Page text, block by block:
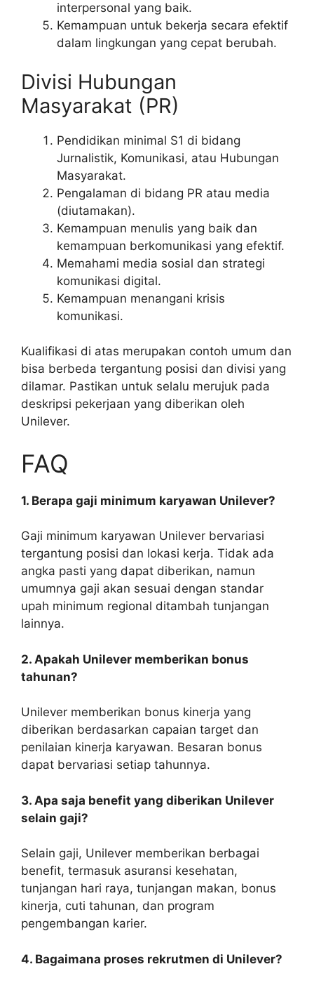
interpersonal yang baik.
Kemampuan untuk bekerja secara efektif
dalam lingkungan yang cepat berubah.
Divisi Hubungan
Masyarakat (PR)
Pendidikan minimal S1 di bidang
Jurnalistik, Komunikasi, atau Hubungan
Masyarakat.
Pengalaman di bidang PR atau media
(diutamakan).
Kemampuan menulis yang baik dan
kemampuan berkomunikasi yang efektif.
Memahami media sosial dan strategi
komunikasi digital.
Kemampuan menangani krisis
komunikasi.
Kualifikasi di atas merupakan contoh umum dan
bisa berbeda tergantung posisi dan divisi yang
dilamar. Pastikan untuk selalu merujuk pada
deskripsi pekerjaan yang diberikan oleh
Unilever.
FAQ
1. Berapa gaji minimum karyawan Unilever?
Gaji minimum karyawan Unilever bervariasi
tergantung posisi dan lokasi kerja. Tidak ada
angka pasti yang dapat diberikan, namun
umumnya gaji akan sesuai dengan standar
upah minimum regional ditambah tunjangan
lainnya.
2. Apakah Unilever memberikan bonus
tahunan?
Unilever memberikan bonus kinerja yang
diberikan berdasarkan capaian target dan
penilaian kinerja karyawan. Besaran bonus
dapat bervariasi setiap tahunnya.
3. Apa saja benefit yang diberikan Unilever
selain gaji?
Selain gaji, Unilever memberikan berbagai
benefit, termasuk asuransi kesehatan,
tunjangan hari raya, tunjangan makan, bonus
kinerja, cuti tahunan, dan program
pengembangan karier.
4. Bagaimana proses rekrutmen di Unilever?